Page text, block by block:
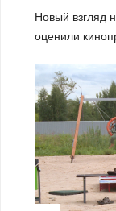
Новый взгляд
оценили